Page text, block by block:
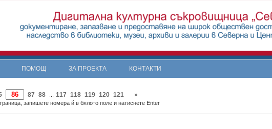
ПОМОЩ ЗА ПРОЕКТА КОНТАКТИ
87 88 117 118 119 120 121 »
запишете номера й в бялото поле и натиснете Enter